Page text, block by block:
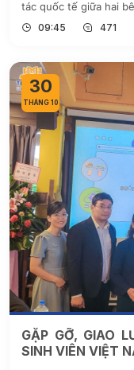
tác quốc tế giữa hai
09:45 471
30
THÁNG 10
GẶP GỠ, GIAO
SINH VIÊN VIỆT